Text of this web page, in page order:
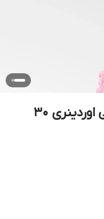
سرم التیام بخش و مرطوب کننده صورتی اوردینری 30